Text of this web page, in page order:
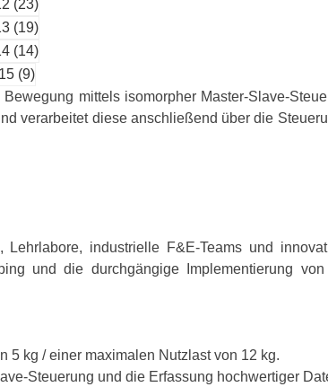
mittels isomorpher Master-Slave-
verarbeitet diese anschließend über die
industrielle F&E-Teams und
und die durchgängige Implementierung
5 kg / einer maximalen Nutzlast von 12 kg.
Steuerung und die Erfassung hochwertiger